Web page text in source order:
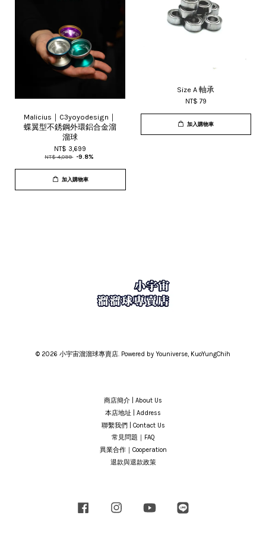
Malicius｜C3yoyodesign｜
蝶翼型不銹鋼外環鋁合金溜
溜球
NT$ 3,699
NT$ 4,099 -9.8%
加入購物車
Size A 軸承
NT$ 79
加入購物車
© 2026 小宇宙溜溜球專賣店. Powered by Youniverse, KuoYungChih
商店簡介 | About Us
本店地址 | Address
聯繫我們 | Contact Us
常見問題｜FAQ
異業合作｜Cooperation
退款與退款政策
Facebook Instagram YouTube